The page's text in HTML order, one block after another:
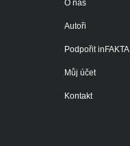
O nás
Autoři
Podpořit inFAKTA
Můj účet
Kontakt